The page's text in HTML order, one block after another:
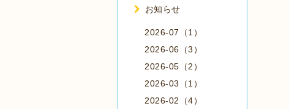
お知らせ
2026-07（1）
2026-06（3）
2026-05（2）
2026-03（1）
2026-02（4）